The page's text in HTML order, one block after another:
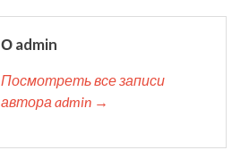
О admin
Посмотреть все записи
автора admin →